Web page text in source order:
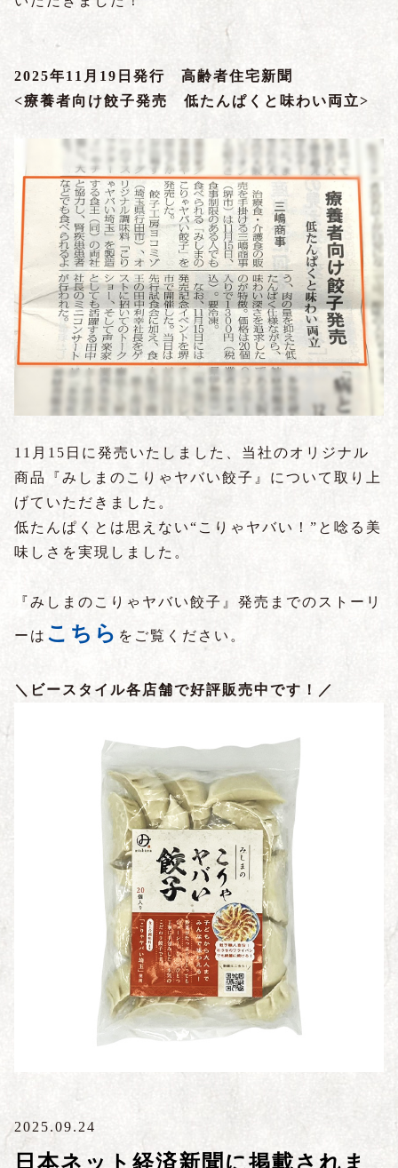
2025年11月19日発行 高齢者住宅新聞
<療養者向け餃子発売 低たんぱくと味わい両立>
11月15日に発売いたしました、当社のオリジナル
商品『みしまのこりゃヤバい餃子』について取り上
げていただきました。
低たんぱくとは思えない“こりゃヤバい！”と唸る美
味しさを実現しました。
『みしまのこりゃヤバい餃子』発売までのストーリ
ーは こちら をご覧ください。
＼ビースタイル各店舗で好評販売中です！／
2025.09.24
日本ネット経済新聞に掲載されま